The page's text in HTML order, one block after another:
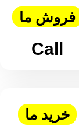
فروش ما
Call
خرید ما